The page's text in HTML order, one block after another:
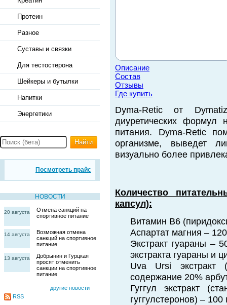
Протеин
Разное
Суставы и связки
Для тестостерона
Шейкеры и бутылки
Напитки
Энергетики
Найти
Посмотреть прайс
НОВОСТИ
20 августа
Отмена санкций на
спортивное питание
14 августа
Возможная отмена
санкций на спортивное
питание
13 августа
Добрынин и Гурцкая
просят отменить
санкции на спортивное
питание
другие новости
RSS
Описание
Состав
Отзывы
Где купить
Dyma-Retic от
диуретических формул
питания. Dyma-Retic
организме, выведет
визуально более
Количество
капсул):
Витамин В6
Аспартат магния –
Экстракт гуараны –
экстракта гуараны и
Uva Ursi экстракт
содержание 20%
Гуггул экстракт
гуггулстеронов) – 100